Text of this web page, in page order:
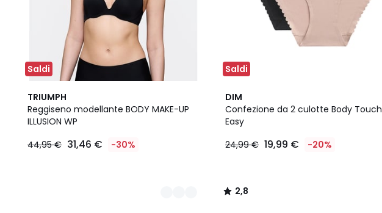
Saldi
TRIUMPH
Reggiseno modellante BODY MAKE-UP
ILLUSION WP
44,95 € 31,46 € -30%
3
Colori
Saldi
DIM
Confezione da 2 culotte Body Touch
Easy
24,99 € 19,99 € -20%
2,8
/ 5
2,8
/